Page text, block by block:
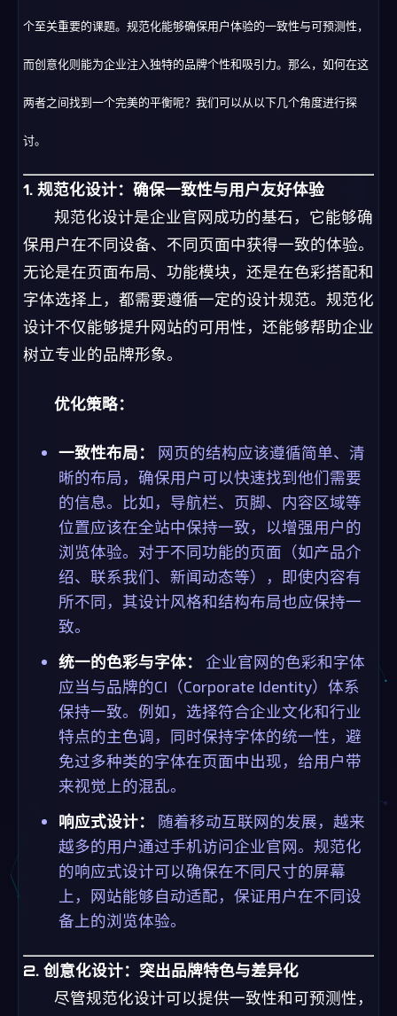
个至关重要的课题。规范化能够确保用户体验的一致性与可预测性，
而创意化则能为企业注入独特的品牌个性和吸引力。那么，如何在这
两者之间找到一个完美的平衡呢？我们可以从以下几个角度进行探
讨。
1. 规范化设计：确保一致性与用户友好体验
规范化设计是企业官网成功的基石，它能够确
保用户在不同设备、不同页面中获得一致的体验。
无论是在页面布局、功能模块，还是在色彩搭配和
字体选择上，都需要遵循一定的设计规范。规范化
设计不仅能够提升网站的可用性，还能够帮助企业
树立专业的品牌形象。
优化策略：
一致性布局：
网页的结构应该遵循简单、清
晰的布局，确保用户可以快速找到他们需要
的信息。比如，导航栏、页脚、内容区域等
位置应该在全站中保持一致，以增强用户的
浏览体验。对于不同功能的页面（如产品介
绍、联系我们、新闻动态等），即使内容有
所不同，其设计风格和结构布局也应保持一
致。
统一的色彩与字体：
企业官网的色彩和字体
应当与品牌的CI（Corporate Identity）体系
保持一致。例如，选择符合企业文化和行业
特点的主色调，同时保持字体的统一性，避
免过多种类的字体在页面中出现，给用户带
来视觉上的混乱。
响应式设计：
随着移动互联网的发展，越来
越多的用户通过手机访问企业官网。规范化
的响应式设计可以确保在不同尺寸的屏幕
上，网站能够自动适配，保证用户在不同设
备上的浏览体验。
2. 创意化设计：突出品牌特色与差异化
尽管规范化设计可以提供一致性和可预测性，